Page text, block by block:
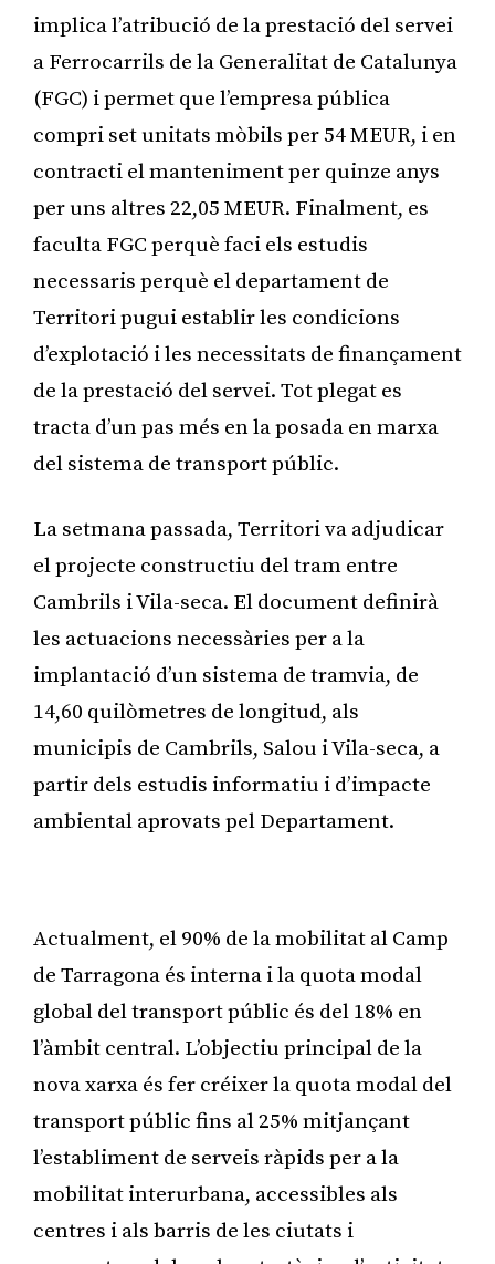
implica l’atribució de la prestació del servei
a Ferrocarrils de la Generalitat de Catalunya
(FGC) i permet que l’empresa pública
compri set unitats mòbils per 54 MEUR, i en
contracti el manteniment per quinze anys
per uns altres 22,05 MEUR. Finalment, es
faculta FGC perquè faci els estudis
necessaris perquè el departament de
Territori pugui establir les condicions
d’explotació i les necessitats de finançament
de la prestació del servei. Tot plegat es
tracta d’un pas més en la posada en marxa
del sistema de transport públic.
La setmana passada, Territori va adjudicar
el projecte constructiu del tram entre
Cambrils i Vila-seca. El document definirà
les actuacions necessàries per a la
implantació d’un sistema de tramvia, de
14,60 quilòmetres de longitud, als
municipis de Cambrils, Salou i Vila-seca, a
partir dels estudis informatiu i d’impacte
ambiental aprovats pel Departament.
Actualment, el 90% de la mobilitat al Camp
de Tarragona és interna i la quota modal
global del transport públic és del 18% en
l’àmbit central. L’objectiu principal de la
nova xarxa és fer créixer la quota modal del
transport públic fins al 25% mitjançant
l’establiment de serveis ràpids per a la
mobilitat interurbana, accessibles als
centres i als barris de les ciutats i